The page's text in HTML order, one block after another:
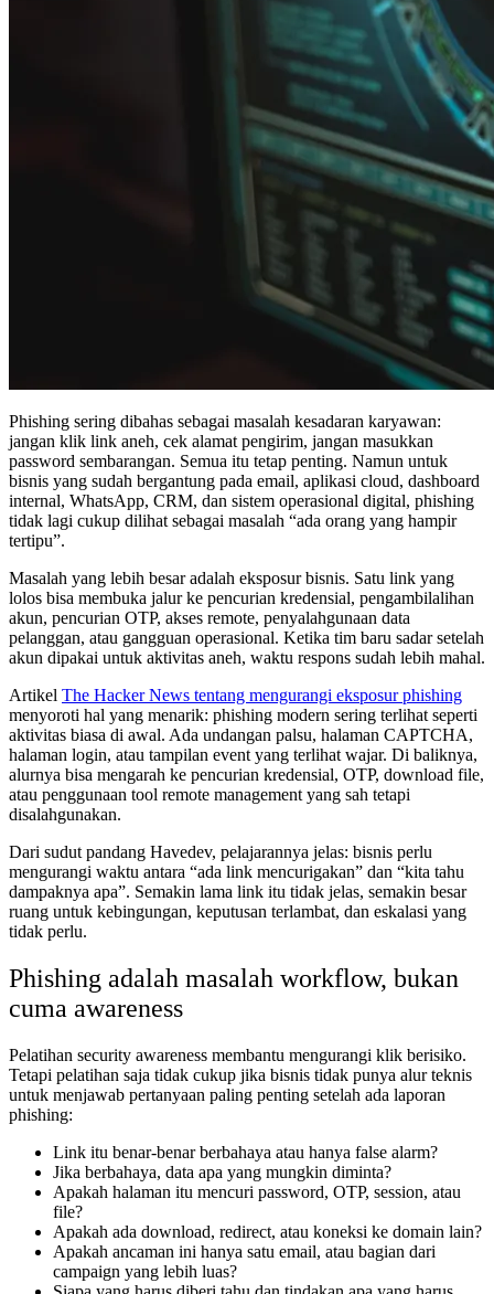
Phishing sering dibahas sebagai masalah kesadaran karyawan:
jangan klik link aneh, cek alamat pengirim, jangan masukkan
password sembarangan. Semua itu tetap penting. Namun untuk
bisnis yang sudah bergantung pada email, aplikasi cloud, dashboard
internal, WhatsApp, CRM, dan sistem operasional digital, phishing
tidak lagi cukup dilihat sebagai masalah “ada orang yang hampir
tertipu”.
Masalah yang lebih besar adalah eksposur bisnis. Satu link yang
lolos bisa membuka jalur ke pencurian kredensial, pengambilalihan
akun, pencurian OTP, akses remote, penyalahgunaan data
pelanggan, atau gangguan operasional. Ketika tim baru sadar setelah
akun dipakai untuk aktivitas aneh, waktu respons sudah lebih mahal.
Artikel The Hacker News tentang mengurangi eksposur phishing
menyoroti hal yang menarik: phishing modern sering terlihat seperti
aktivitas biasa di awal. Ada undangan palsu, halaman CAPTCHA,
halaman login, atau tampilan event yang terlihat wajar. Di baliknya,
alurnya bisa mengarah ke pencurian kredensial, OTP, download file,
atau penggunaan tool remote management yang sah tetapi
disalahgunakan.
Dari sudut pandang Havedev, pelajarannya jelas: bisnis perlu
mengurangi waktu antara “ada link mencurigakan” dan “kita tahu
dampaknya apa”. Semakin lama link itu tidak jelas, semakin besar
ruang untuk kebingungan, keputusan terlambat, dan eskalasi yang
tidak perlu.
Phishing adalah masalah workflow, bukan
cuma awareness
Pelatihan security awareness membantu mengurangi klik berisiko.
Tetapi pelatihan saja tidak cukup jika bisnis tidak punya alur teknis
untuk menjawab pertanyaan paling penting setelah ada laporan
phishing:
Link itu benar-benar berbahaya atau hanya false alarm?
Jika berbahaya, data apa yang mungkin diminta?
Apakah halaman itu mencuri password, OTP, session, atau
file?
Apakah ada download, redirect, atau koneksi ke domain lain?
Apakah ancaman ini hanya satu email, atau bagian dari
campaign yang lebih luas?